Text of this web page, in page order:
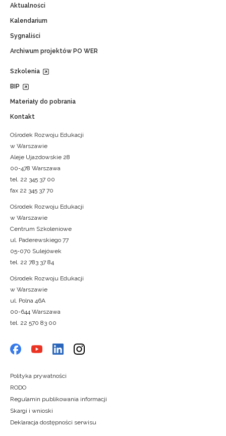
Aktualności
Kalendarium
Sygnaliści
Archiwum projektów PO WER
Szkolenia
BIP
Materiały do pobrania
Kontakt
Ośrodek Rozwoju Edukacji
w Warszawie
Aleje Ujazdowskie 28
00-478 Warszawa
tel. 22 345 37 00
fax 22 345 37 70
Ośrodek Rozwoju Edukacji
w Warszawie
Centrum Szkoleniowe
ul. Paderewskiego 77
05-070 Sulejówek
tel. 22 783 37 84
Ośrodek Rozwoju Edukacji
w Warszawie
ul. Polna 46A
00-644 Warszawa
tel. 22 570 83 00
Polityka prywatności
RODO
Regulamin publikowania informacji
Skargi i wnioski
Deklaracja dostępności serwisu